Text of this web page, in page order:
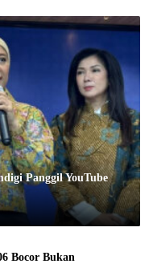
Panggil YouTube
Bocor Bukan